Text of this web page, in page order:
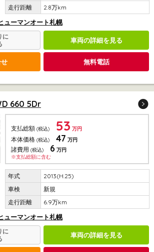
2.8万km
ューマンオート札幌
に
車両の詳細を見る
無料電話
660 5Dr
支払総額 (税込) 53 万円
本体価格 (税込) 47 万円
諸費用 (税込) 6 万円
※支払総額に含む
2013(H.25)
新規
6.9万km
ューマンオート札幌
に
車両の詳細を見る